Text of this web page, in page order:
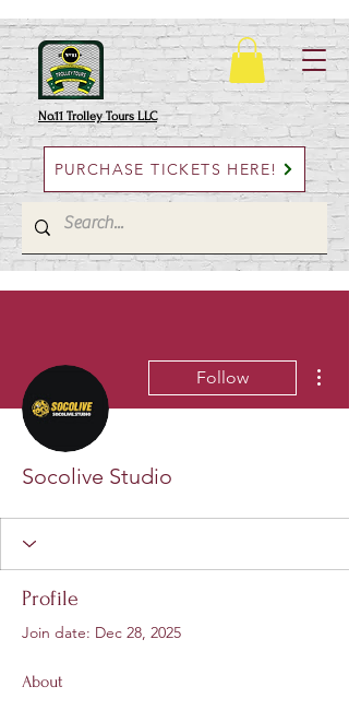
No.11 Trolley Tours LLC
PURCHASE TICKETS HERE!
Follow
Socolive Studio
Profile
Join date: Dec 28, 2025
About